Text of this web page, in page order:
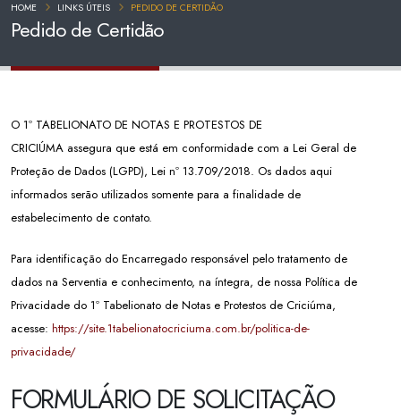
Pedido de Certidão
HOME LINKS ÚTEIS PEDIDO DE CERTIDÃO
O 1º TABELIONATO DE NOTAS E PROTESTOS DE
CRICIÚMA assegura que está em conformidade com a Lei Geral de
Proteção de Dados (LGPD), Lei nº 13.709/2018. Os dados aqui
informados serão utilizados somente para a finalidade de
estabelecimento de contato.
Para identificação do Encarregado responsável pelo tratamento de
dados na Serventia e conhecimento, na íntegra, de nossa Política de
Privacidade do 1º Tabelionato de Notas e Protestos de Criciúma,
acesse: https://site.1tabelionatocriciuma.com.br/politica-de-
privacidade/
FORMULÁRIO DE SOLICITAÇÃO